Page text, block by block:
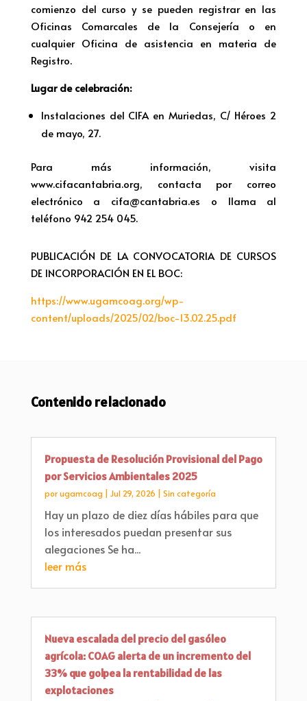
comienzo del curso y se pueden registrar en las
Oficinas Comarcales de la Consejería o en
cualquier Oficina de asistencia en materia de
Registro.
Lugar de celebración:
Instalaciones del CIFA en Muriedas, C/ Héroes 2
de mayo, 27.
Para más información, visita
www.cifacantabria.org, contacta por correo
electrónico a cifa@cantabria.es o llama al
teléfono 942 254 045.
PUBLICACIÓN DE LA CONVOCATORIA DE CURSOS
DE INCORPORACIÓN EN EL BOC:
https://www.ugamcoag.org/wp-
content/uploads/2025/02/boc-13.02.25.pdf
Contenido relacionado
Propuesta de Resolución Provisional del Pago
por Servicios Ambientales 2025
porugamcoag Jul 29, 2026 Sin categoría
Hay un plazo de diez días hábiles para que
los interesados puedan presentar sus
alegaciones Se ha...
leer más
Nueva escalada del precio del gasóleo
agrícola: COAG alerta de un incremento del
33% que golpea la rentabilidad de las
explotaciones